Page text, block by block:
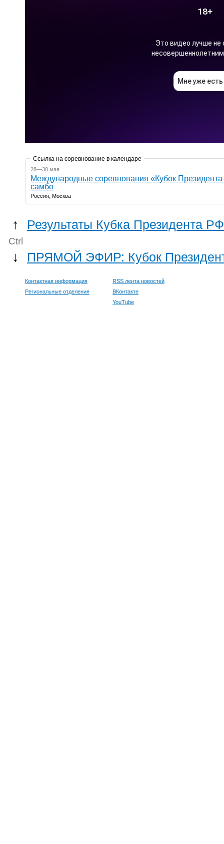
Ссылка на соревнование в календаре
28—30 мая
Международные соревнования «Кубок
самбо
Россия, Москва
↑ Результаты Кубка Президента
Ctrl
↓ ПРЯМОЙ ЭФИР: Кубок
Контактная информация
Региональные отделения
RSS лента новостей
ВКонтакте
YouTube